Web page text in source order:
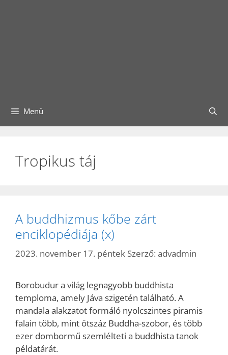
Menü
Tropikus táj
A buddhizmus kőbe zárt
enciklopédiája (x)
2023. november 17. péntek Szerző: advadmin
Borobudur a világ legnagyobb buddhista
temploma, amely Jáva szigetén található. A
mandala alakzatot formáló nyolcszintes piramis
falain több, mint ötszáz Buddha-szobor, és több
ezer dombormű szemlélteti a buddhista tanok
példatárát.